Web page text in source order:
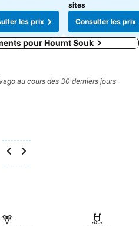
les prix
sites
Consulter les prix
pour Houmt Souk
au cours des 30 derniers jours